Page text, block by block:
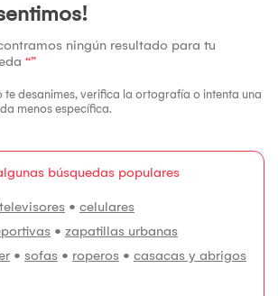
ningún resultado para tu
“”
te desanimes, verifica la ortografía o intenta una
menos específica.
búsquedas populares
televisores • celulares
• zapatillas urbanas
• sofas • roperos • casacas y abrigos